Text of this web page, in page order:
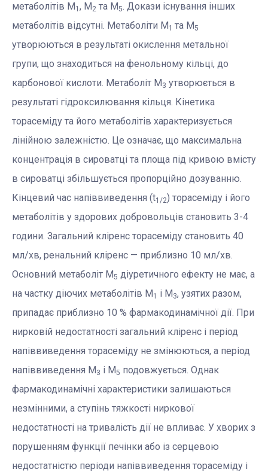
метаболітів М1 , М2 та М5. Докази існування інших
метаболітів відсутні. Метаболіти М1 та М5
утворюються в результаті окислення метальної
групи, що знаходиться на фенольному кільці, до
карбонової кислоти. Метаболіт М3 утворюється в
результаті гідроксилювання кільця. Кінетика
торасеміду та його метаболітів характеризується
лінійною залежністю. Це означає, що максимальна
концентрація в сироватці та площа під кривою вмісту
в сироватці збільшується пропорційно дозуванню.
Кінцевий час напіввиведення (t1/2) торасеміду і його
метаболітів у здорових добровольців становить 3-4
години. Загальний кліренс торасеміду становить 40
мл/хв, ренальний кліренс — приблизно 10 мл/хв.
Основний метаболіт М5 діуретичного ефекту не має, а
на частку діючих метаболітів М1 і М3, узятих разом,
припадає приблизно 10 % фармакодинамічної дії. При
нирковій недостатності загальний кліренс і період
напіввиведення торасеміду не змінюються, а період
напіввиведення М3 і М5 подовжується. Однак
фармакодинамічні характеристики залишаються
незмінними, а ступінь тяжкості ниркової
недостатності на тривалість дії не впливає. У хворих з
порушенням функції печінки або із серцевою
недостатністю періоди напіввиведення торасеміду і